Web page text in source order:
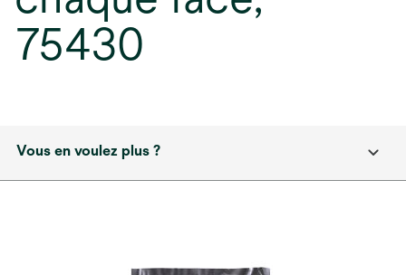
75430
Vous en voulez plus ?